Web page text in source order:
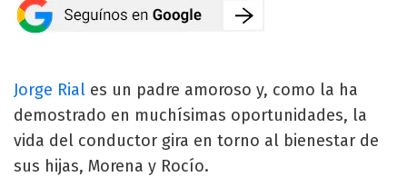
Jorge Rial es un padre amoroso y, como la ha
demostrado en muchísimas oportunidades, la
vida del conductor gira en torno al bienestar de
sus hijas, Morena y Rocío.